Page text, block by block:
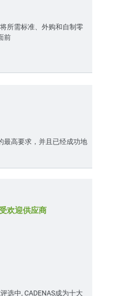
所需标准、外购和自制零
前
最高要求，并且已经成功地
欢迎供应商
选中, CADENAS成为十大